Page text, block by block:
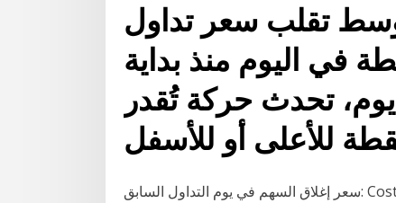
تقلب سعر تداول
مقابل الدولار 59 نقطة في اليوم منذ بداية
تحدث حركة تُقدر
سعر إغلاق السهم في يوم التداول السابق: Cost: متوسط كلفة المنتج، بعملة المنتج، مضروبا بالكمية: Cost